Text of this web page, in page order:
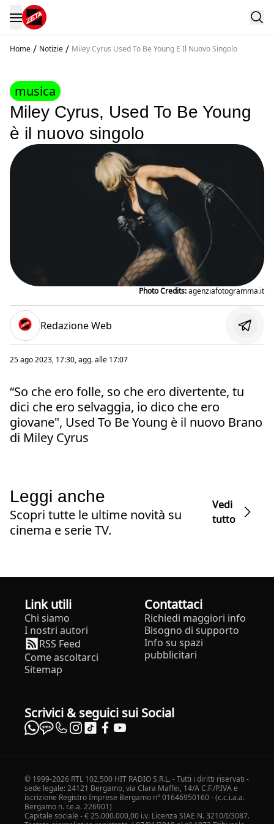
Home / Notizie / Miley Cyrus Used To Be Young E Il Nuovo Singolo
musica
Miley Cyrus, Used To Be Young
è il nuovo singolo
Photo Credits:agenziafotogramma.it
Redazione Web
25 ago 2023, 17:30, agg. alle 17:07
“So che ero folle, so che ero divertente, tu
dici che ero selvaggia, io dico che ero
giovane", Used To Be Young è il nuovo Brano
di Miley Cyrus
Leggi anche
Scopri tutte le ultime novità su
cinema e serie TV.
Vedi
tutto
Link utili
Chi siamo
I nostri autori
RSS Feed
Come ascoltarci
Sitemap
Contattaci
Richiedi maggiori info
Bisogno di supporto
Info su spazi
pubblicitari
Scrivici & seguici sui Social
© 1999-2026 RTL 102,500 HIT RADIO S.R.L. - Tutti i diritti riservati -
sede legale: 24121 Bergamo, via Clara Maffei, 14/A C.F./P.IVA e
iscrizione Registro Imprese Bergamo n° 01646950160 - (c.c.i.a.a.
Bergamo n. r.e.a. 226901)
Capitale sociale - € 25.000.000,00 i.v. Licenza SIAE N. 3210/I/3087.